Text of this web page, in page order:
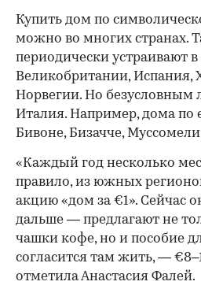
Купить дом по
можно во многих странах.
периодически устраивают
Великобритании, Испания,
Норвегии. Но безусловным
Италия. Например, дома по
Бивоне, Бизачче,
«Каждый год несколько
правило, из южных
акцию «дом за €1». Сейчас
дальше — предлагают не
чашки кофе, но и пособие
согласится там жить, —
отметила Анастасия Фалей.